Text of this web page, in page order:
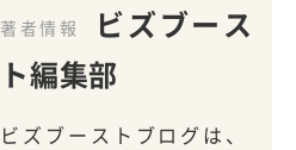
著者情報
ビズブース
ト編集部
ビズブーストブログは、